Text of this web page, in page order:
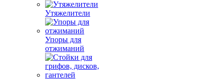
Утяжелители
Упоры для
отжиманий